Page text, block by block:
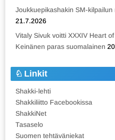
Joukkuepikashakin SM-
21.7.2026
Vitaly Sivuk voitti XXXIV Heart
Keinänen paras suomalainen
Linkit
Shakki-lehti
Shakkiliitto Facebookissa
ShakkiNet
Tasaselo
Suomen tehtäväniekat